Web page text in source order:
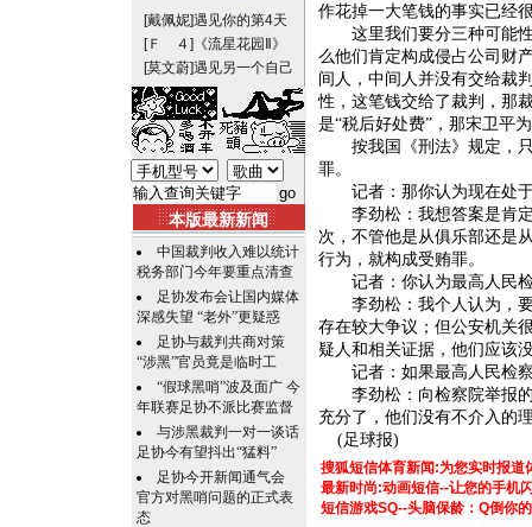
[戴佩妮]遇见你的第4天
[Ｆ ４] 《流星花园Ⅱ》
[莫文蔚]遇见另一个自己
本版最新新闻
中国裁判收入难以统计
税务部门今年要重点清查
足协发布会让国内媒体
深感失望 “老外”更疑惑
足协与裁判共商对策
“涉黑”官员竟是临时工
“假球黑哨”波及面广 今
年联赛足协不派比赛监督
与涉黑裁判一对一谈话
足协今有望抖出“猛料”
足协今开新闻通气会
官方对黑哨问题的正式表
态
作花掉一大笔钱的事实已经
这里我们要分三种可能性
么他们肯定构成侵占公司财
间人，中间人并没有交给裁
性，这笔钱交给了裁判，那
是“税后好处费”，那宋卫平
按我国《刑法》规定，只
罪。
记者：那你认为现在处于
李劲松：我想答案是肯定
次，不管他是从俱乐部还是
行为，就构成受贿罪。
记者：你认为最高人民检
李劲松：我个人认为，要
存在较大争议；但公安机关
疑人和相关证据，他们应该
记者：如果最高人民检察
李劲松：向检察院举报的
充分了，他们没有不介入的
(足球报)
搜狐短信体育新闻:为您实时报道
最新时尚:动画短信--让您的手机
短信游戏SQ--头脑保龄：Q倒你